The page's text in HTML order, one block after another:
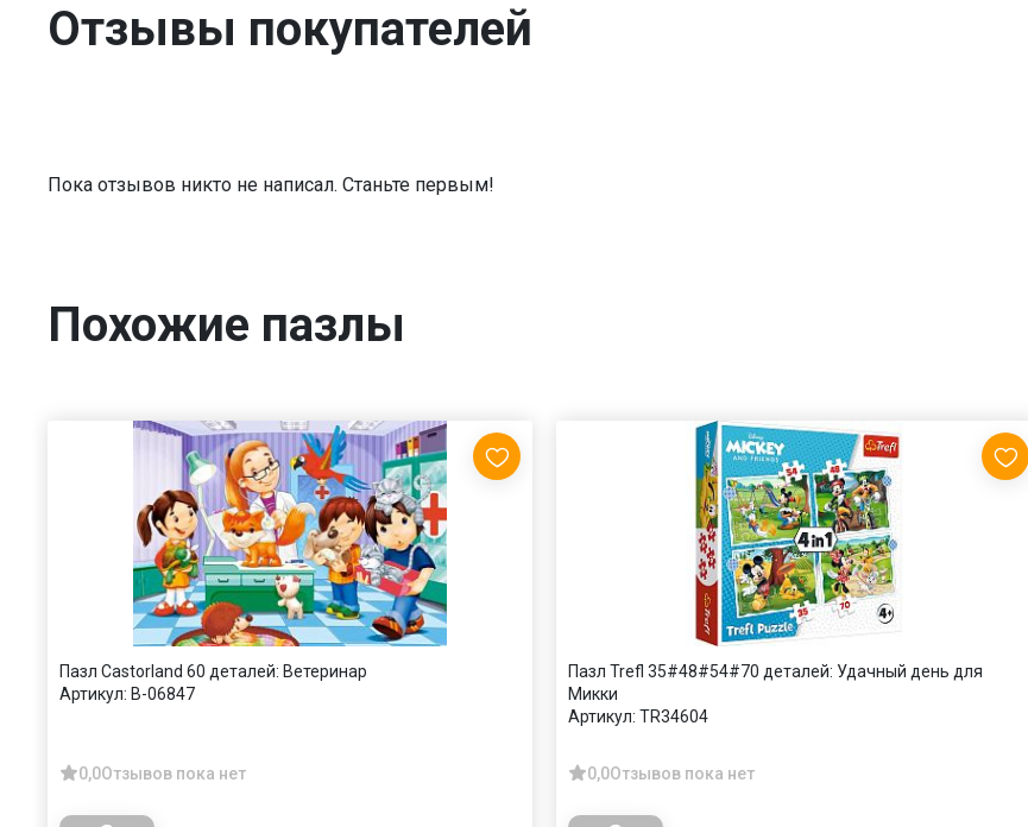
Отзывы покупателей
Пока отзывов никто не написал. Станьте первым!
Похожие пазлы
Пазл Castorland 60 деталей: Ветеринар
Артикул: В-06847
0,0Отзывов пока нет
Пазл Trefl 35#48#54#70 деталей: Удачный день для
Микки
Артикул: TR34604
0,0Отзывов пока нет